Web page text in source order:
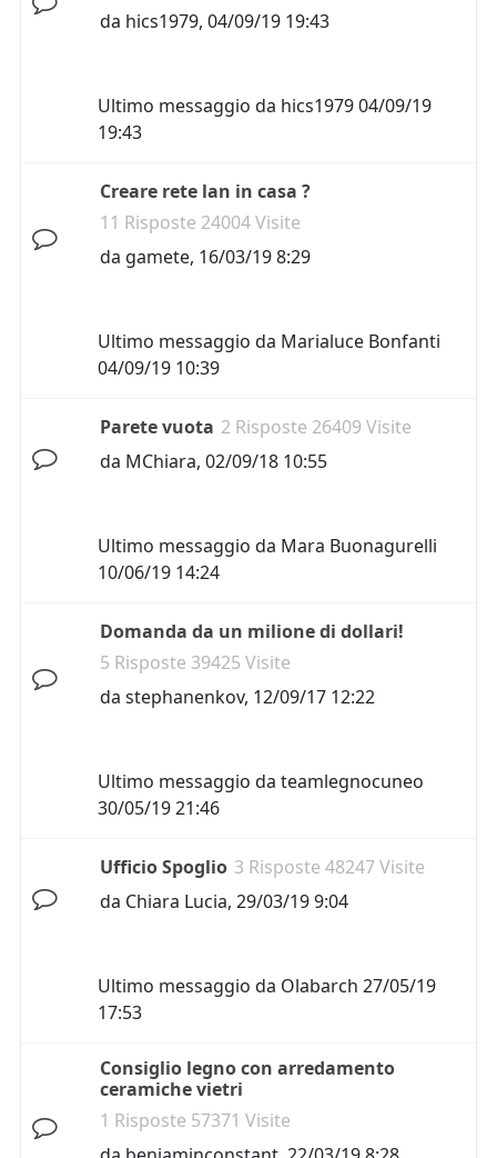
da hics1979, 04/09/19 19:43
Ultimo messaggio da hics197904/09/19
19:43
Creare rete lan in casa ?
11 Risposte 24004 Visite
da gamete, 16/03/19 8:29
Ultimo messaggio da Marialuce Bonfanti
04/09/19 10:39
Parete vuota 2 Risposte 26409 Visite
da MChiara, 02/09/18 10:55
Ultimo messaggio da Mara Buonagurelli
10/06/19 14:24
Domanda da un milione di dollari!
5 Risposte 39425 Visite
da stephanenkov, 12/09/17 12:22
Ultimo messaggio da teamlegnocuneo
30/05/19 21:46
Ufficio Spoglio 3 Risposte 48247 Visite
da Chiara Lucia, 29/03/19 9:04
Ultimo messaggio da Olabarch 27/05/19
17:53
Consiglio legno con arredamento
ceramiche vietri
1 Risposte 57371 Visite